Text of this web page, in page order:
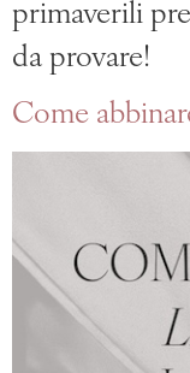
primaverili
da provare!
Come